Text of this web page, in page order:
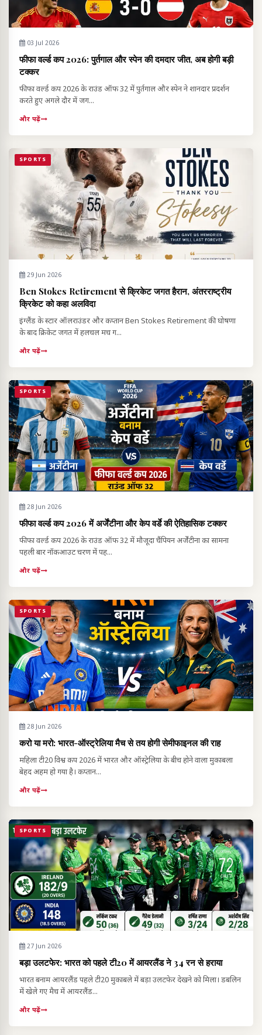
03 Jul 2026
फीफा वर्ल्ड कप 2026: पुर्तगाल और स्पेन की दमदार जीत, अब होगी बड़ी
टक्कर
फीफा वर्ल्ड कप 2026 के राउंड ऑफ 32 में पुर्तगाल और स्पेन ने शानदार प्रदर्शन
करते हुए अगले दौर में जग...
और पढ़ें
SPORTS
29 Jun 2026
Ben Stokes Retirement से क्रिकेट जगत हैरान, अंतरराष्ट्रीय
क्रिकेट को कहा अलविदा
इंग्लैंड के स्टार ऑलराउंडर और कप्तान Ben Stokes Retirement की घोषणा
के बाद क्रिकेट जगत में हलचल मच ग...
और पढ़ें
SPORTS
28 Jun 2026
फीफा वर्ल्ड कप 2026 में अर्जेंटीना और केप वर्डे की ऐतिहासिक टक्कर
फीफा वर्ल्ड कप 2026 के राउंड ऑफ 32 में मौजूदा चैंपियन अर्जेंटीना का सामना
पहली बार नॉकआउट चरण में पह...
और पढ़ें
SPORTS
28 Jun 2026
करो या मरो: भारत-ऑस्ट्रेलिया मैच से तय होगी सेमीफाइनल की राह
महिला टी20 विश्व कप 2026 में भारत और ऑस्ट्रेलिया के बीच होने वाला मुकाबला
बेहद अहम हो गया है। कप्तान...
और पढ़ें
SPORTS
27 Jun 2026
बड़ा उलटफेर: भारत को पहले टी20 में आयरलैंड ने 34 रन से हराया
भारत बनाम आयरलैंड पहले टी20 मुकाबले में बड़ा उलटफेर देखने को मिला। डबलिन
में खेले गए मैच में आयरलैंड...
और पढ़ें